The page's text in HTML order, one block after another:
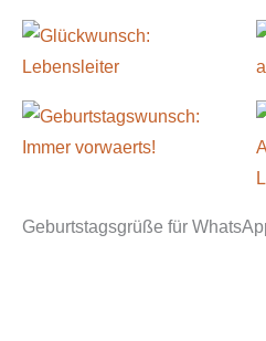
Geburtstagsgrüße für